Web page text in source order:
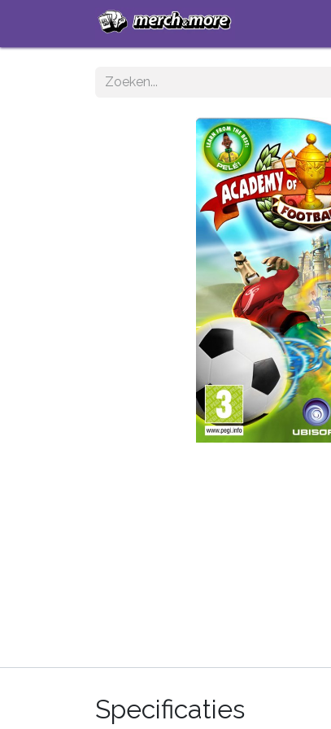
Specificaties